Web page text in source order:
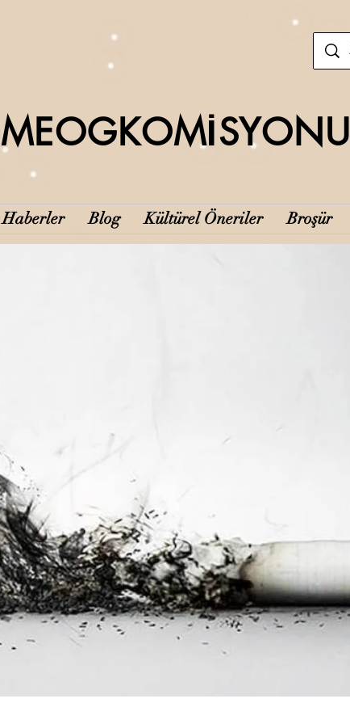
MEOGKOMİSYONU
Haberler Blog Kültürel Öneriler Broşür